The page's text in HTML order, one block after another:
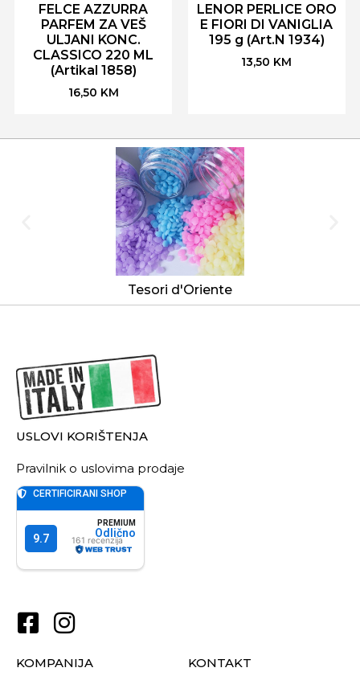
FELCE AZZURRA
PARFEM ZA VEŠ
ULJANI KONC.
CLASSICO 220 ML
(Artikal 1858)
16,50 KM
LENOR PERLICE ORO
E FIORI DI VANIGLIA
195 g (Art.N 1934)
13,50 KM
Tesori d'Oriente
USLOVI KORIŠTENJA
Pravilnik o uslovima prodaje
KOMPANIJA KONTAKT